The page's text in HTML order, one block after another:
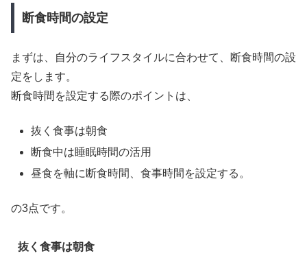
断食時間の設定
まずは、自分のライフスタイルに合わせて、断食時間の設
定をします。
断食時間を設定する際のポイントは、
抜く食事は朝食
断食中は睡眠時間の活用
昼食を軸に断食時間、食事時間を設定する。
の3点です。
抜く食事は朝食